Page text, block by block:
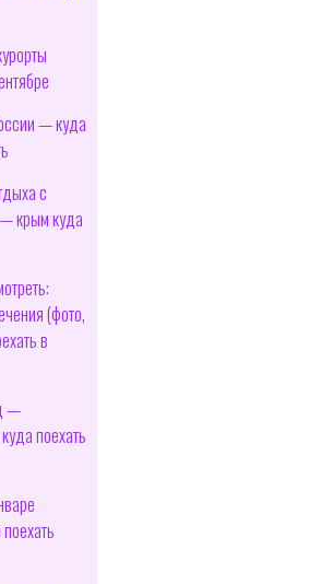
— куда
с
крым куда
(фото,
в
—
поехать